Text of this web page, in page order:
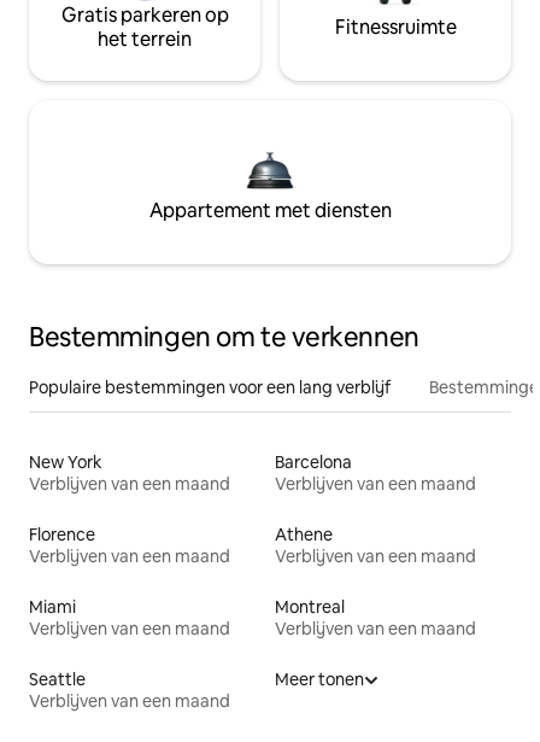
Gratis parkeren op
het terrein
Fitnessruimte
Appartement met diensten
Bestemmingen om te verkennen
Populaire bestemmingen voor een lang verblijf
New York
Verblijven van een maand
Barcelona
Verblijven van een maand
Florence
Verblijven van een maand
Athene
Verblijven van een maand
Miami
Verblijven van een maand
Montreal
Verblijven van een maand
Seattle
Verblijven van een maand
Meer tonen